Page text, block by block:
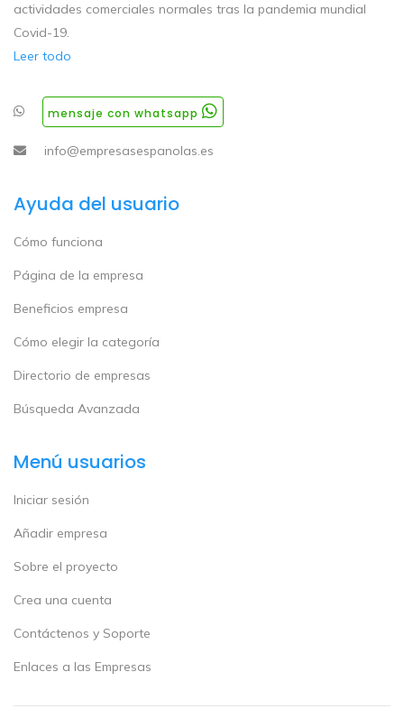
actividades comerciales normales tras la pandemia mundial
Covid-19.
Leer todo
mensaje con whatsapp
info@empresasespanolas.es
Ayuda del usuario
Cómo funciona
Página de la empresa
Beneficios empresa
Cómo elegir la categoría
Directorio de empresas
Búsqueda Avanzada
Menú usuarios
Iniciar sesión
Añadir empresa
Sobre el proyecto
Crea una cuenta
Contáctenos y Soporte
Enlaces a las Empresas